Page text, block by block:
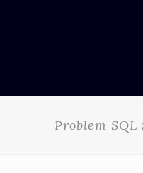
Problem